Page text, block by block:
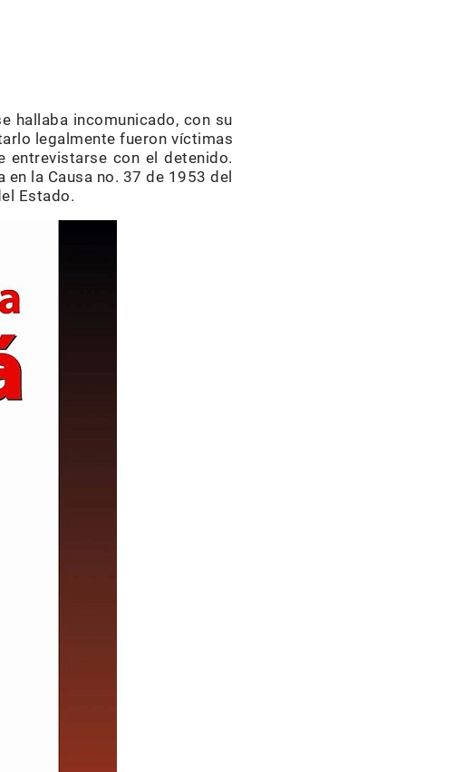
hallaba incomunicado, con su
legalmente fueron víctimas
con el detenido.
la Causa no. 37 de 1953 del
Estado.